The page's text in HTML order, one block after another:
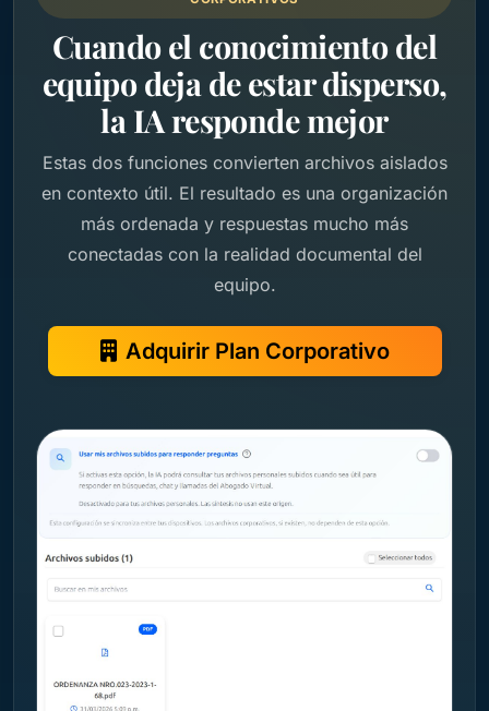
Cuando el conocimiento del
equipo deja de estar disperso,
la IA responde mejor
Estas dos funciones convierten archivos aislados
en contexto útil. El resultado es una organización
más ordenada y respuestas mucho más
conectadas con la realidad documental del
equipo.
Adquirir Plan Corporativo